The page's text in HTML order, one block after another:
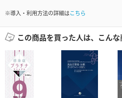
※導入・利用方法の詳細はこちら
この商品を買った人は、こんな